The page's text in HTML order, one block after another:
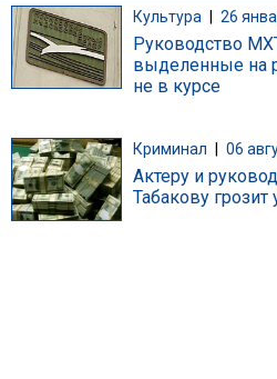
Культура | 26
Руководство
выделенные на
не в курсе
Криминал 06
Актеру и
Табакову